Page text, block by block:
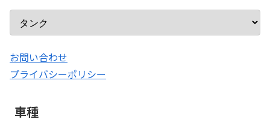
お問い合わせ
プライバシーポリシー
車種